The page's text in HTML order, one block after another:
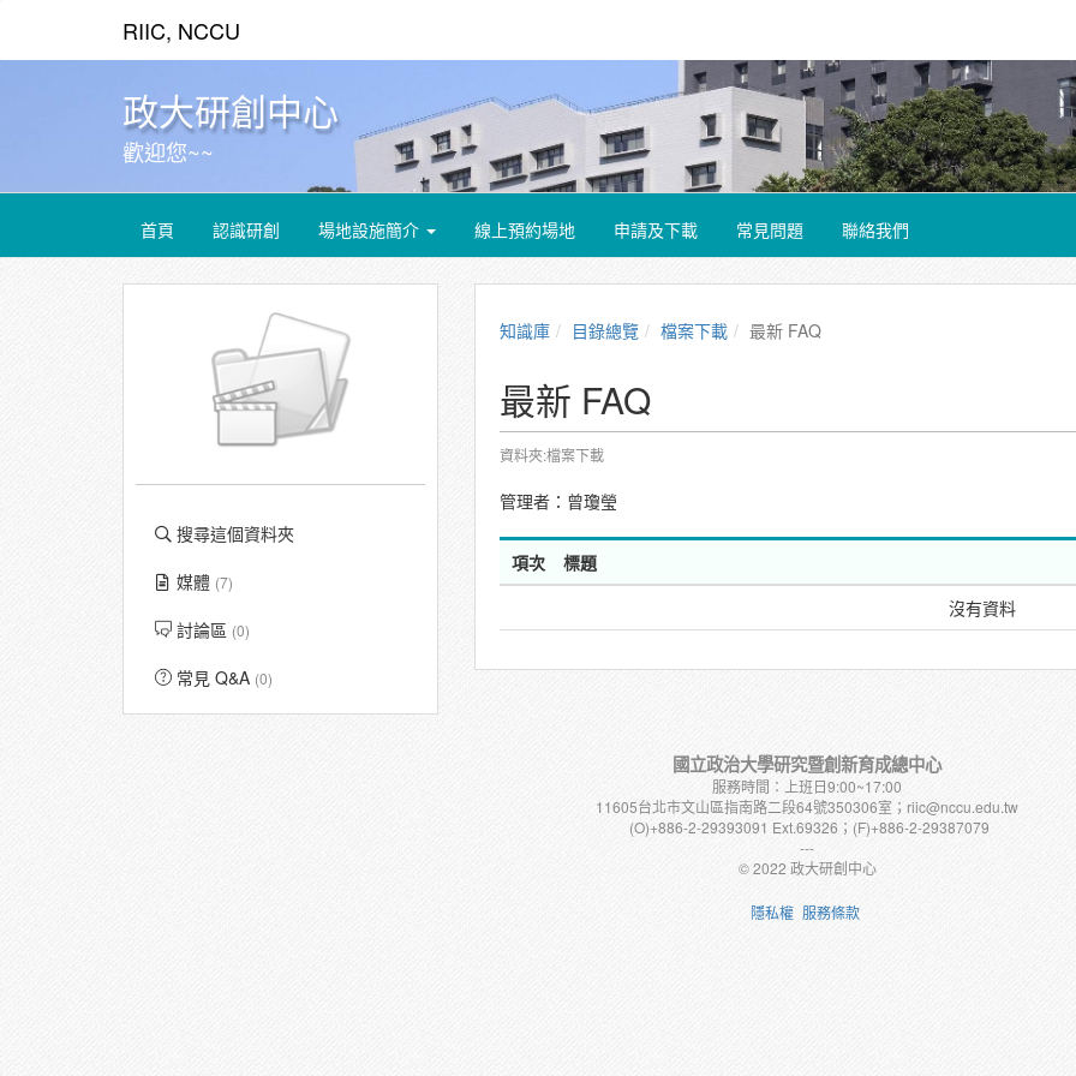
RIIC, NCCU
政大研創中心
歡迎您~~
首頁 認識研創 場地設施簡介 線上預約場地 申請及下載 常見問題 聯絡我們
搜尋這個資料夾
媒體 (7)
討論區 (0)
常見 Q&A (0)
知識庫 目錄總覽 檔案下載 最新 FAQ
最新 FAQ
資料夾:檔案下載
管理者： 曾瓊瑩
項次
標題
沒有資料
國立政治大學研究暨創新育成總中心
服務時間：上班日9:00~17:00
11605台北市文山區指南路二段64號350306室；riic@nccu.edu.tw
(O)+886-2-29393091 Ext.69326；(F)+886-2-29387079
---
© 2022 政大研創中心
隱私權 服務條款